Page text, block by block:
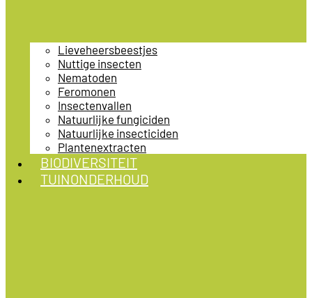
Lieveheersbeestjes
Nuttige insecten
Nematoden
Feromonen
Insectenvallen
Natuurlijke fungiciden
Natuurlijke insecticiden
Plantenextracten
BIODIVERSITEIT
TUINONDERHOUD